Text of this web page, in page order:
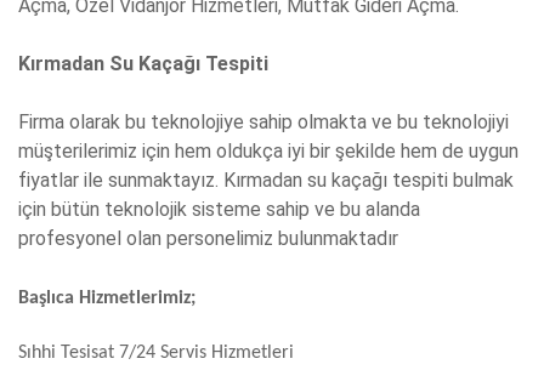
Açma, Özel Vidanjör Hizmetleri, Mutfak Gideri Açma.
Kırmadan Su Kaçağı Tespiti
Firma olarak bu teknolojiye sahip olmakta ve bu teknolojiyi
müşterilerimiz için hem oldukça iyi bir şekilde hem de uygun
fiyatlar ile sunmaktayız. Kırmadan su kaçağı tespiti bulmak
için bütün teknolojik sisteme sahip ve bu alanda
profesyonel olan personelimiz bulunmaktadır
Başlıca Hizmetlerimiz;
Sıhhi Tesisat 7/24 Servis Hizmetleri